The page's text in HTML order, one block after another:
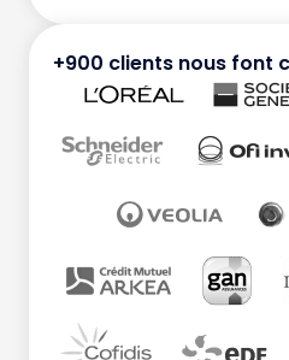
+900 clients nous font